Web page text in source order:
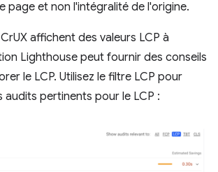
page et non l'intégralité de l'origine.
affichent des valeurs LCP à
Lighthouse peut fournir des conseils
le LCP. Utilisez le filtre LCP pour
audits pertinents pour le LCP :